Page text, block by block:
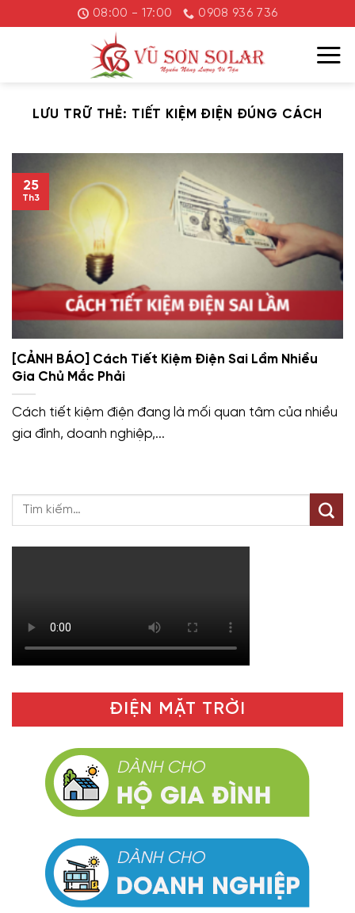
đến
08:00 - 17:00 0908 936 736
LƯU TRỮ THẺ: TIẾT KIỆM ĐIỆN ĐÚNG CÁCH
[CẢNH BÁO] Cách Tiết Kiệm Điện Sai Lầm Nhiều
Gia Chủ Mắc Phải
Cách tiết kiệm điện đang là mối quan tâm của nhiều
gia đình, doanh nghiệp,...
25
Th3
ĐIỆN MẶT TRỜI